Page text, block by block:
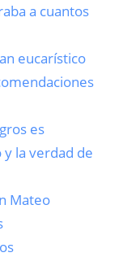
a cuantos
eucarístico
es
la verdad de
Mateo